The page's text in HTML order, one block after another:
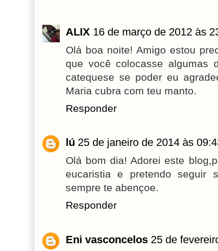
ALIX 16 de março de 2012 às
Olá boa noite! Amigo estou
que você colocasse algumas
catequese se poder eu
Maria cubra com teu manto.
Responder
lú 25 de janeiro de 2014 às
Olá bom dia! Adorei este
eucaristia e pretendo seguir
sempre te abençoe.
Responder
Eni vasconcelos 25 de